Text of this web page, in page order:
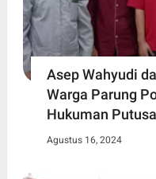
Asep Wahyudi
Warga Parung
Hukuman
Agustus 16, 2024